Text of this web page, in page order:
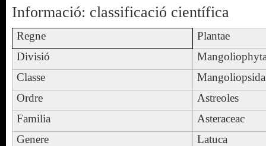
Informació: classificació científica
Regne
Plantae
Divisió
Classe
Mangoliopsida
Ordre
Astreoles
Familia
Asteraceac
Genere
Latuca